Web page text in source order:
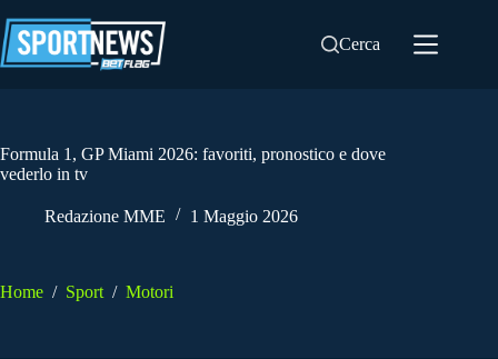
al
contenuto
Cerca
Formula 1, GP Miami 2026: favoriti, pronostico e dove
vederlo in tv
Redazione MME 1 Maggio 2026
Home / Sport / Motori